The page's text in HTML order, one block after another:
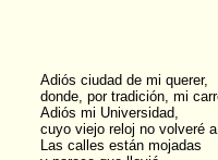
Adiós ciudad de mi querer,
donde, por tradición, mi
Adiós mi Universidad,
cuyo viejo reloj no volveré
Las calles están mojadas